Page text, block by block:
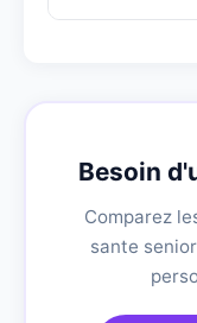
Besoin
Comparez
sante